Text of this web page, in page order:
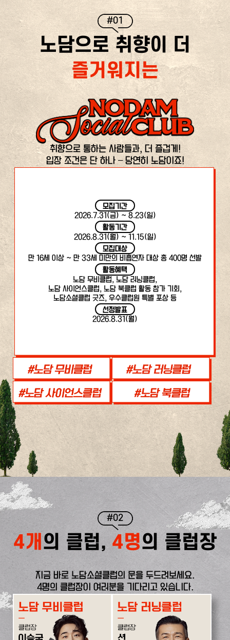
#01
노담으로 취향이 더
즐거워지는
취향으로 통하는 사람들과, 더 즐겁게!
입장 조건은 단 하나 – 당연히 노담이죠!
모집기간
2026.7.31(금) ~ 8.23(일)
활동기간
2026.8.31(월) ~ 11.15(일)
모집대상
만 16세 이상 ~ 만 33세 미만의 비흡연자 대상 총 400명 선발
활동혜택
노담 무비클럽, 노담 러닝클럽,
노담 사이언스클럽, 노담 북클럽 활동 참가 기회,
노담소셜클럽 굿즈, 우수클럽원 특별 포상 등
선정발표
2026.8.31(월)
#02
4개 의 클럽, 4명의 클럽장
지금 바로 노담소셜클럽의 문을 두드려보세요.
4명의 클럽장이 여러분을 기다리고 있습니다.